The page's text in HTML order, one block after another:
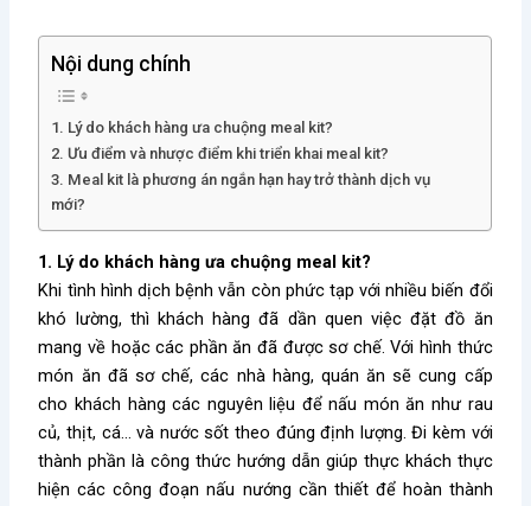
Nội dung chính
1. Lý do khách hàng ưa chuộng meal kit?
2. Ưu điểm và nhược điểm khi triển khai meal kit?
3. Meal kit là phương án ngắn hạn hay trở thành dịch vụ
mới?
1. Lý do khách hàng ưa chuộng meal kit?
Khi tình hình dịch bệnh vẫn còn phức tạp với nhiều biến đổi
khó lường, thì khách hàng đã dần quen việc đặt đồ ăn
mang về hoặc các phần ăn đã được sơ chế. Với hình thức
món ăn đã sơ chế, các nhà hàng, quán ăn sẽ cung cấp
cho khách hàng các nguyên liệu để nấu món ăn như rau
củ, thịt, cá… và nước sốt theo đúng định lượng. Đi kèm với
thành phần là công thức hướng dẫn giúp thực khách thực
hiện các công đoạn nấu nướng cần thiết để hoàn thành